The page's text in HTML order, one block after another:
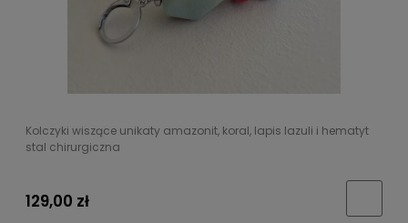
Kolczyki wiszące unikaty amazonit, koral, lapis lazuli i hematyt
stal chirurgiczna
129,00 zł